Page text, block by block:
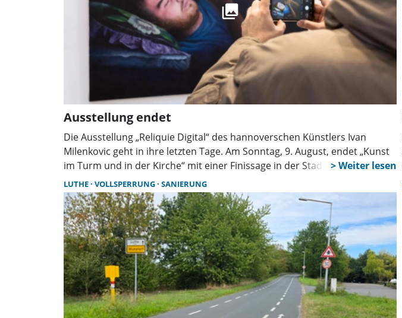
Ausstellung endet
Die Ausstellung „Reliquie Digital“ des hannoverschen Künstlers Ivan
Milenkovic geht in ihre letzten Tage. Am Sonntag, 9. August, endet „Kunst
im Turm und in der Kirche“ mit einer Finissage in der Stadtkirche.
Besucher können die Werke zuvor noch an mehreren Terminen
besichtigen.
LUTHE VOLLSPERRUNG SANIERUNG